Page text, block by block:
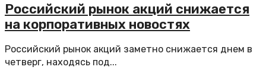
Российский рынок акций снижается
на корпоративных новостях
Российский рынок акций заметно снижается днем в
четверг, находясь под...